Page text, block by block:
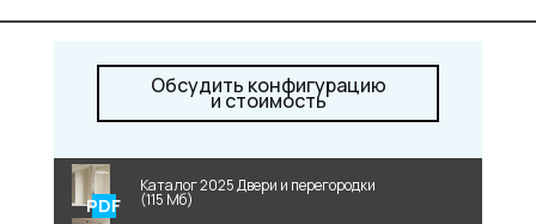
Обсудить конфигурацию
и стоимость
Каталог 2025 Двери и перегородки
(115 Мб)